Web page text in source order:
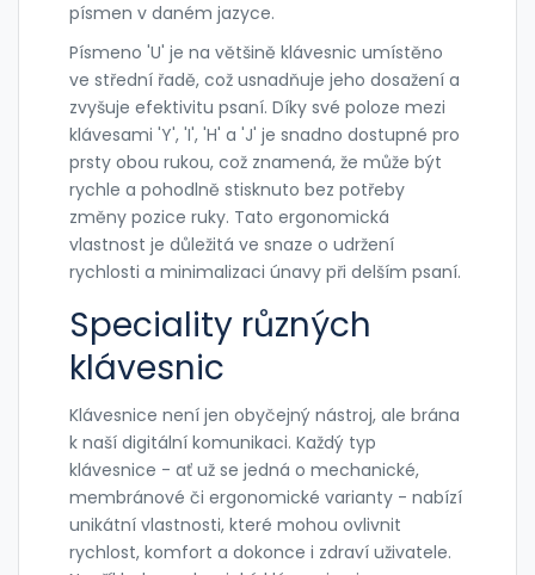
písmen v daném jazyce.
Písmeno 'U' je na většině klávesnic umístěno
ve střední řadě, což usnadňuje jeho dosažení a
zvyšuje efektivitu psaní. Díky své poloze mezi
klávesami 'Y', 'I', 'H' a 'J' je snadno dostupné pro
prsty obou rukou, což znamená, že může být
rychle a pohodlně stisknuto bez potřeby
změny pozice ruky. Tato ergonomická
vlastnost je důležitá ve snaze o udržení
rychlosti a minimalizaci únavy při delším psaní.
Speciality různých
klávesnic
Klávesnice není jen obyčejný nástroj, ale brána
k naší digitální komunikaci. Každý typ
klávesnice - ať už se jedná o mechanické,
membránové či ergonomické varianty - nabízí
unikátní vlastnosti, které mohou ovlivnit
rychlost, komfort a dokonce i zdraví uživatele.